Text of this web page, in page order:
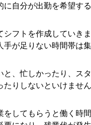
自分が出勤を希望す
シフトを作成していき
が足りない時間帯は集
と、忙しかったり、ス
りしないといけません
をしてもらうと働く時